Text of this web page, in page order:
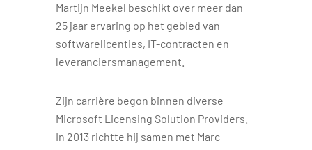
Martijn Meekel beschikt over meer dan
25 jaar ervaring op het gebied van
softwarelicenties, IT-contracten en
leveranciersmanagement.
Zijn carrière begon binnen diverse
Microsoft Licensing Solution Providers.
In 2013 richtte hij samen met Marc